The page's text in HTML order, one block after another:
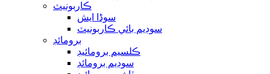
ڪاربونيٽ
سوڈا ايش
سوڊيم بائي ڪاربونيٽ
برومائڊ
ڪلسيم برومائيڊ
سوڊيم برومائڊ